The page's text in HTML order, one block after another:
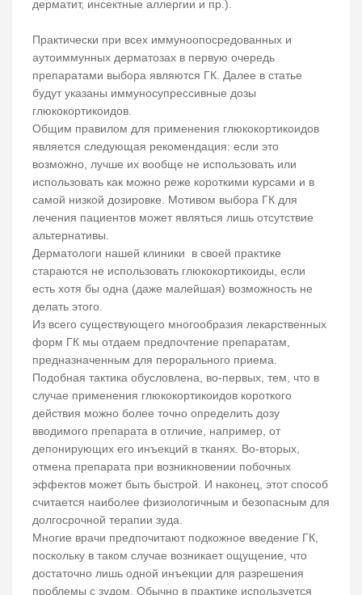
дерматит, инсектные аллергии и пр.).
Практически при всех иммуноопосредованных и
аутоиммунных дерматозах в первую очередь
препаратами выбора являются ГК. Далее в статье
будут указаны иммуносупрессивные дозы
глюкокортикоидов.
Общим правилом для применения глюкокортикоидов
является следующая рекомендация: если это
возможно, лучше их вообще не использовать или
использовать как можно реже короткими курсами и в
самой низкой дозировке. Мотивом выбора ГК для
лечения пациентов может являться лишь отсутствие
альтернативы.
Дерматологи нашей клиники в своей практике
стараются не использовать глюкокортикоиды, если
есть хотя бы одна (даже малейшая) возможность не
делать этого.
Из всего существующего многообразия лекарственных
форм ГК мы отдаем предпочтение препаратам,
предназначенным для перорального приема.
Подобная тактика обусловлена, во-первых, тем, что в
случае применения глюкокортикоидов короткого
действия можно более точно определить дозу
вводимого препарата в отличие, например, от
депонирующих его инъекций в тканях. Во-вторых,
отмена препарата при возникновении побочных
эффектов может быть быстрой. И наконец, этот способ
считается наиболее физиологичным и безопасным для
долгосрочной терапии зуда.
Многие врачи предпочитают подкожное введение ГК,
поскольку в таком случае возникает ощущение, что
достаточно лишь одной инъекции для разрешения
проблемы с зудом. Обычно в практике используется